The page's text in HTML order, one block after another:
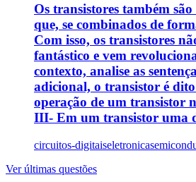
Os transistores também
que, se combinados de
Com isso, os transistores
fantástico e vem
contexto, analise as
adicional, o transistor é
operação de um transistor
III- Em um transistor uma
circuitos-digitaiseletronica
Ver últimas questões